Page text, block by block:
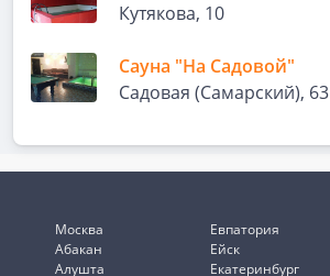
Кутякова, 10
Сауна "На Садовой"
Садовая (Самарский), 63
Москва
Абакан
Алушта
Евпатория
Ейск
Екатеринбург